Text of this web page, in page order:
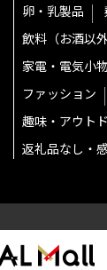
卵・乳製品
飲料（お酒以外
家電・電気小
ファッション
趣味・アウト
返礼品なし・